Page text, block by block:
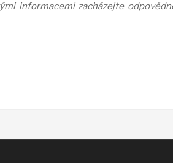
informacemi zacházejte